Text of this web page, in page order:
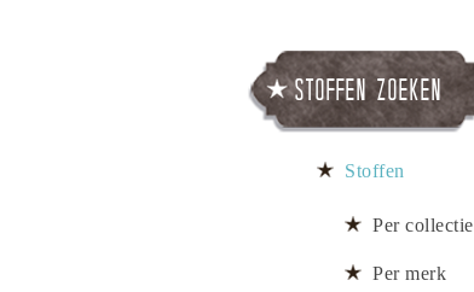
Stoffen zoeken
Stoffen
Per collectie
Per merk